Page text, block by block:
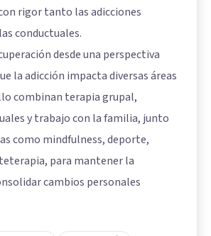
rigor tanto las adicciones
conductuales.
desde una perspectiva
la adicción impacta diversas áreas
combinan terapia grupal,
y trabajo con la familia, junto
como mindfulness, deporte,
para mantener la
cambios personales